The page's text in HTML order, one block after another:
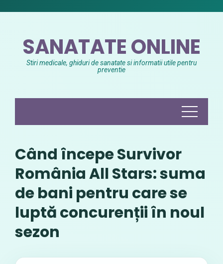
SANATATE ONLINE
Stiri medicale, ghiduri de sanatate si informatii utile pentru
preventie
Când începe Survivor
România All Stars: suma
de bani pentru care se
luptă concurenții în noul
sezon